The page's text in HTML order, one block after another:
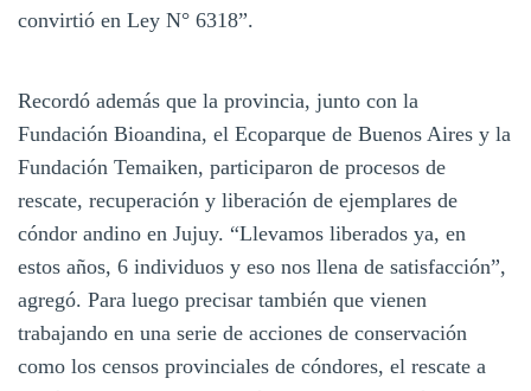
convirtió en Ley N° 6318”.
Recordó además que la provincia, junto con la
Fundación Bioandina, el Ecoparque de Buenos Aires y la
Fundación Temaiken, participaron de procesos de
rescate, recuperación y liberación de ejemplares de
cóndor andino en Jujuy. “Llevamos liberados ya, en
estos años, 6 individuos y eso nos llena de satisfacción”,
agregó. Para luego precisar también que vienen
trabajando en una serie de acciones de conservación
como los censos provinciales de cóndores, el rescate a